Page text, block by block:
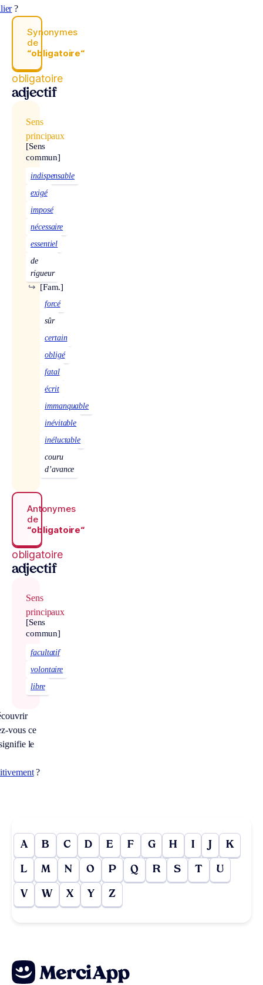
?
Synonymes
de
“obligatoire“
obligatoire
adjectif
Sens
principaux
[Sens
commun]
indispensable
exigé
imposé
nécessaire
essentiel
de
rigueur
[Fam.]
↪
forcé
sûr
certain
obligé
fatal
écrit
immanquable
inévitable
inéluctable
couru
d’avance
Antonymes
de
“obligatoire“
obligatoire
adjectif
Sens
principaux
[Sens
commun]
facultatif
volontaire
libre
vous ce
le
?
A B C D E F G H I J K
L M N O P Q R S T U
V W X Y Z